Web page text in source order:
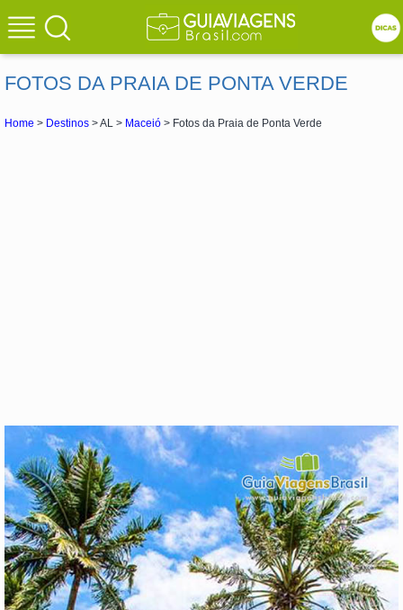
FOTOS DA PRAIA DE PONTA VERDE
Home > Destinos > AL > Maceió > Fotos da Praia de Ponta Verde